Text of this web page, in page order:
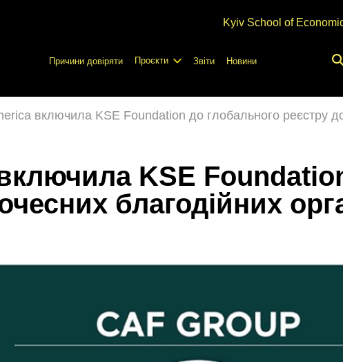
Kyiv School of
Причини довіряти Проєкти Звіти Новини
включила KSE Foundation до глобального реєстру
KSE
благодійних